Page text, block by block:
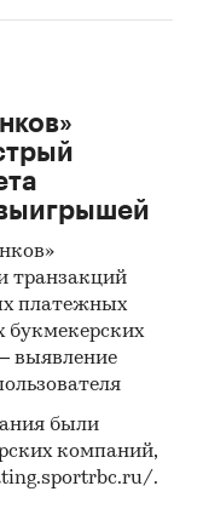
транзакций
платежных
букмекерских
выявление
были
компаний,
.